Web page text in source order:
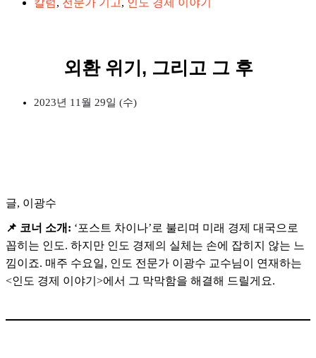
외환 위기, 그리고 그 후
2023년 11월 29일 (수)
글, 이광수
📌 코너 소개: ‘포스트 차이나’로 불리며 미래 경제 대국으로
꼽히는 인도. 하지만 인도 경제의 실체는 손에 잡히지 않는 느
낌이죠. 매주 수요일, 인도 전문가 이광수 교수님이 연재하는
<인도 경제 이야기>에서 그 막막함을 해결해 드릴게요.